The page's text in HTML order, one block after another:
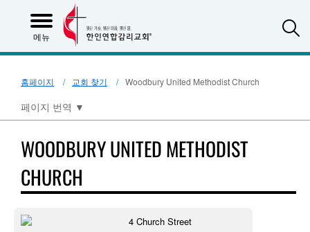
메뉴
홈페이지 교회 찾기 Woodbury United Methodist Church
페이지 번역 ▼
WOODBURY UNITED METHODIST
CHURCH
4 Church Street